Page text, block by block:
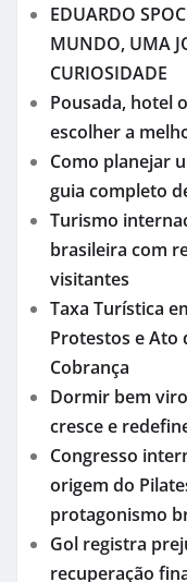
EDUARDO
MUNDO, UMA
CURIOSIDADE
Pousada, hotel
escolher a
Como planejar
guia completo
Turismo
brasileira com
visitantes
Taxa Turística
Protestos e Ato
Cobrança
Dormir bem
cresce e
Congresso
origem do
protagonismo
Gol registra
recuperação